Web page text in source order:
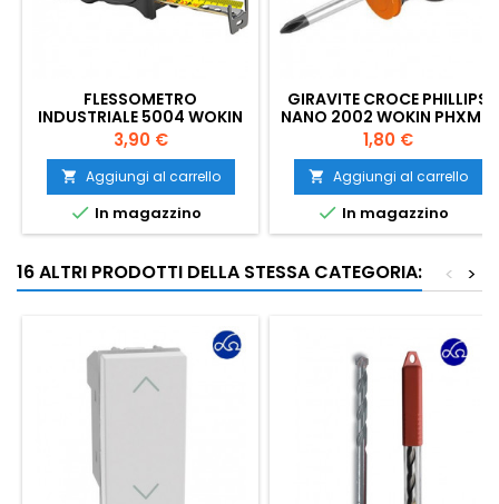
FLESSOMETRO
INDUSTRIALE 5004 WOKIN
NASTRO MM 16 MT. 3
Prezzo
3,90 €
 Aggiungi al carrello
 In magazzino
GIRAVITE CROCE PHILLIPS
NANO 2002 WOKIN PHXMM
2X38 200261
Prezzo
1,80 €
 Aggiungi al carrello
 In magazzino
16 ALTRI PRODOTTI DELLA STESSA CATEGORIA: >
<